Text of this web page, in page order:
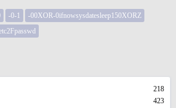
-0-1
-00XOR-0ifnowsysdatesleep150XORZ
218
423